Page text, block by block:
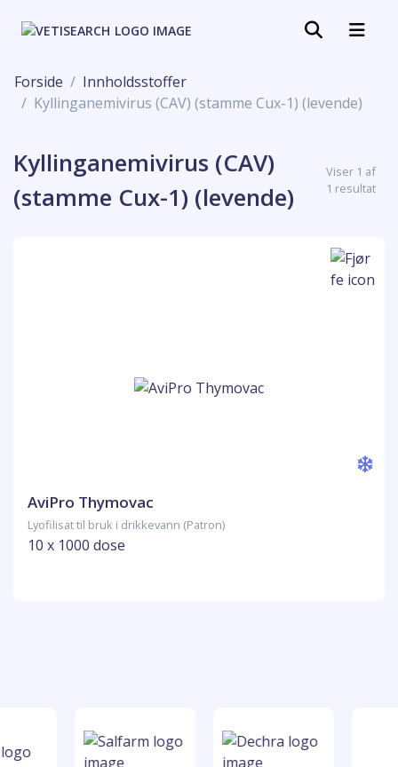
Forside
Innholdsstoffer
Kyllinganemivirus (CAV) (stamme Cux-1) (levende)
Kyllinganemivirus (CAV)
(stamme Cux-1) (levende)
Viser 1 af
1 resultat
AviPro Thymovac
Lyofilisat til bruk i drikkevann (Patron)
10 x 1000 dose